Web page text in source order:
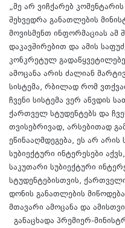
„მე არ ვიჩქარებ
შეხვედრა განათლების
მოვისმენთ ინფორმაციას ამ
დაკავშირებით და ამის
კონკრეტულ
ამოცანა არის ძალიან
სისტემა, რბილად რომ
ჩვენი სისტემა ვერ აწვდის
ქართველ სტუდენტებს და
თვისებრივად, არსებითად
ეწინააღმდეგება, ეს არ
სუბიექტური ინტერესები
საკუთარი სუბიექტური
სტუდენტებისთვის,
დონის განათლების
მთავარი ამოცანა და
განაცხადა პრემიერ-